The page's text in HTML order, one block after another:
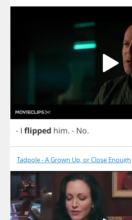
- I flipped him. - No.
Tadpole - A Grown Up, or Close Enough